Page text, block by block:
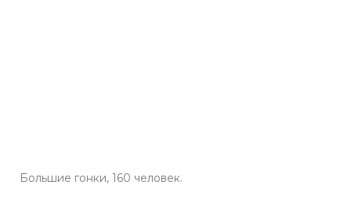
Большие гонки, 160 человек.